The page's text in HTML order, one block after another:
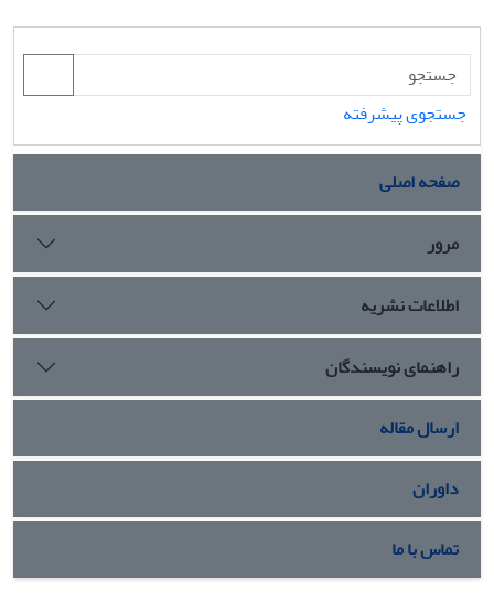
جستجوی پیشرفته
صفحه اصلی
مرور
اطلاعات نشریه
راهنمای نویسندگان
ارسال مقاله
داوران
تماس با ما